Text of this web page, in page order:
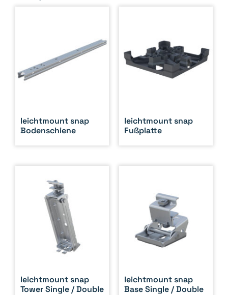
leichtmount snap
Bodenschiene
leichtmount snap
Fußplatte
leichtmount snap
Tower Single / Double
leichtmount snap
Base Single / Double